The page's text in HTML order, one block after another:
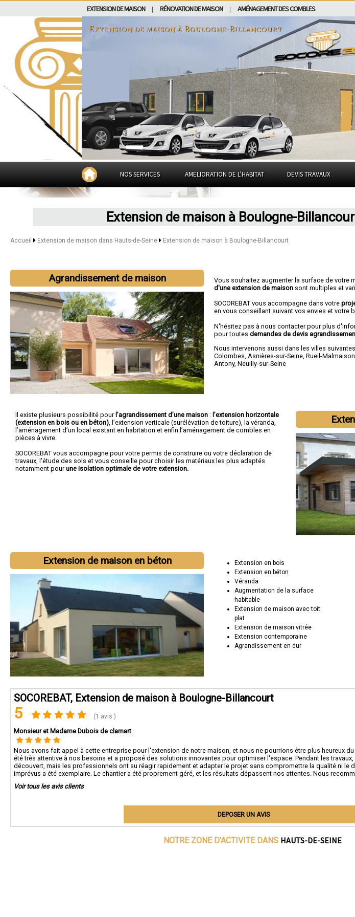
EXTENSION DE MAISON RÉNOVATION DE MAISON AMÉNAGEMENT DES COMBLES
Extension de maison àBoulogne-Billancourt
NOS SERVICES AMELIORATION DE L'HABITAT DEVIS TRAVAUX
Extension de maison à Boulogne-
Accueil Extension de maison dans Hauts-de-Seine Extension de maison à Boulogne-Billancourt
Agrandissement de maison Vous souhaitez augmenter la surface de votre
d'une extension de maison sont multiples et
SOCOREBAT vous accompagne dans votre
en vous conseillant suivant vos envies et votre
N'hésitez pas à nous contacter pour plus
pour toutesdemandes de devis
Nous intervenons aussi dans les villes
Colombes Asnières-sur-Seine ,Rueil-Malmaison
Antony,Neuilly-sur-Seine
Il existe plusieurs possibilité pour l’agrandissement d’une maison : l’extension horizontale
(extension en bois ou en béton), l’extension verticale (surélévation de toiture), la véranda,
l’aménagement d’un local existant en habitation et enfin l’aménagement de combles en
pièces à vivre.
SOCOREBAT vous accompagne pour votre permis de construire ou votre déclaration de
travaux, l'étude des sols et vous conseille pour choisir les matériaux les plus adaptés
notamment pourune isolation optimale de votre extension.
Extension de maison en béton
Extension en bois
Extension en béton
Véranda
Augmentation de la surface
habitable
Extension de maison avec toit
plat
Extension de maison vitrée
Extension contemporaine
Agrandissement en dur
SOCOREBAT, Extension de maison à Boulogne-Billancourt
5 (1 avis )
Monsieur et Madame Dubois de clamart
Nous avons fait appel à cette entreprise pour l'extension de notre maison, et nous ne pourrions être plus heureux
été très attentive à nos besoins et a proposé des solutions innovantes pour optimiser l'espace. Pendant les
découvert, mais les professionnels ont su réagir rapidement et adapter le projet sans compromettre la qualité ni le
imprévus a été exemplaire. Le chantier a été proprement géré, et les résultats dépassent nos attentes. Nous
Voir tous les avis clients
DEPOSER UN AVIS
NOTRE ZONE D'ACTIVITE DANS HAUTS-DE-SEINE